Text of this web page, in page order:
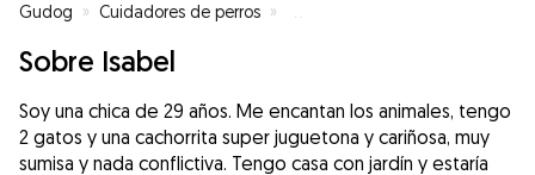
Gudog » Cuidadores de perros »
Sobre Isabel
Soy una chica de 29 años. Me encantan los animales, tengo
2 gatos y una cachorrita super juguetona y cariñosa, muy
sumisa y nada conflictiva. Tengo casa con jardín y estaría